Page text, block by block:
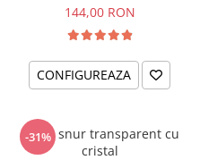
144,00 RON
CONFIGUREAZA
-31%
Colier snur transparent cu
cristal